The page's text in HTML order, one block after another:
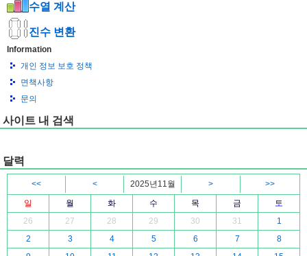
수열 계산
진수 변환
Information
개인 정보 보호 정책
면책사항
문의
사이트 내 검색
달력
<< < 2025년11월 >
>>
일
월 화 수 목 금
토
26
27 28 29 30 31
1
2
3 4 5 6 7
8